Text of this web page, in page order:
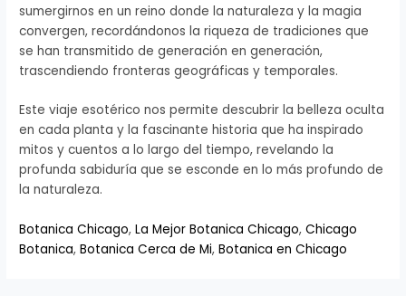
sumergirnos en un reino donde la naturaleza y la magia
convergen, recordándonos la riqueza de tradiciones que
se han transmitido de generación en generación,
trascendiendo fronteras geográficas y temporales.
Este viaje esotérico nos permite descubrir la belleza oculta
en cada planta y la fascinante historia que ha inspirado
mitos y cuentos a lo largo del tiempo, revelando la
profunda sabiduría que se esconde en lo más profundo de
la naturaleza.
Botanica Chicago,La Mejor Botanica Chicago,Chicago
Botanica,Botanica Cerca de Mi,Botanica en Chicago